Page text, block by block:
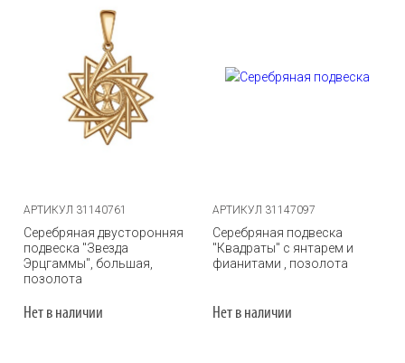
АРТИКУЛ 31140761
Серебряная двусторонняя
подвеска "Звезда
Эрцгаммы", большая,
позолота
Нет в наличии
АРТИКУЛ 31147097
Серебряная подвеска
"Квадраты" с янтарем и
фианитами , позолота
Нет в наличии